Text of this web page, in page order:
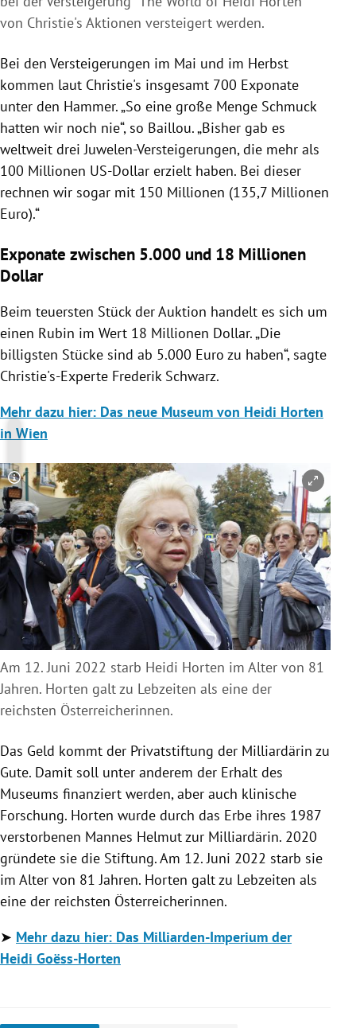
von Christie's Aktionen versteigert werden.
Bei den Versteigerungen im Mai und im Herbst
kommen laut Christie's insgesamt 700 Exponate
unter den Hammer. „So eine große Menge Schmuck
hatten wir noch nie“, so Baillou. „Bisher gab es
weltweit drei Juwelen-Versteigerungen, die mehr als
100 Millionen US-Dollar erzielt haben. Bei dieser
rechnen wir sogar mit 150 Millionen (135,7 Millionen
Euro).“
Exponate zwischen 5.000 und 18 Millionen
Dollar
Beim teuersten Stück der Auktion handelt es sich um
einen Rubin im Wert 18 Millionen Dollar. „Die
billigsten Stücke sind ab 5.000 Euro zu haben“, sagte
Christie's-Experte Frederik Schwarz.
Mehr dazu hier: Das neue Museum von Heidi Horten
in Wien
Copyright-Hinweis öffnen/schließen
Am 12. Juni 2022 starb Heidi Horten im Alter von 81
Jahren. Horten galt zu Lebzeiten als eine der
reichsten Österreicherinnen.
Das Geld kommt der Privatstiftung der Milliardärin zu
Gute. Damit soll unter anderem der Erhalt des
Museums finanziert werden, aber auch klinische
Forschung. Horten wurde durch das Erbe ihres 1987
verstorbenen Mannes Helmut zur Milliardärin. 2020
gründete sie die Stiftung. Am 12. Juni 2022 starb sie
im Alter von 81 Jahren. Horten galt zu Lebzeiten als
eine der reichsten Österreicherinnen.
➤ Mehr dazu hier: Das Milliarden-Imperium der
Heidi Goëss-Horten